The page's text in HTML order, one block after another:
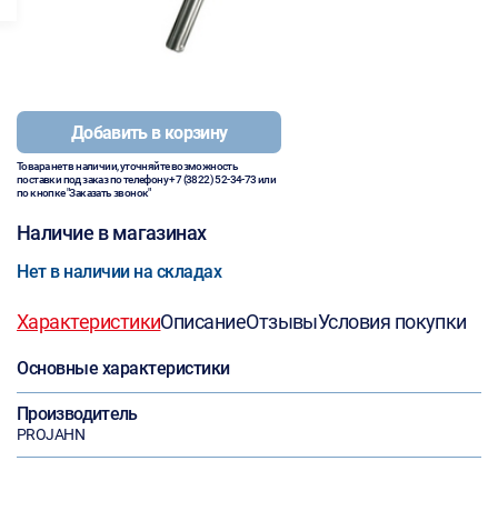
Добавить в корзину
Товара нет в наличии, уточняйте возможность
поставки под заказ по телефону+7 (3822) 52-34-73или
по кнопке "Заказать звонок"
Наличие в магазинах
Нет в наличии на складах
ХарактеристикиОписаниеОтзывыУсловия покупки
Основные характеристики
Производитель
PROJAHN